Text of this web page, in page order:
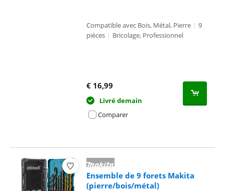
Compatible avec Bois, Métal, Pierre | 9
pièces | Bricolage, Professionnel
€ 16,99
Livré demain
Comparer
Ensemble de 9 forets Makita
(pierre/bois/métal)